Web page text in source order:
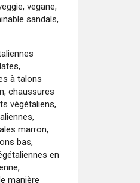
vegane,
sandals,
à talons
chaussures
végétaliens,
marron,
bas,
en
manière